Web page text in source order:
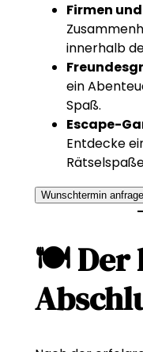
Firmen
innerhalb
ein
Spaß.
Escape-
Entdecke
Wunschtermin
🍽️ Der